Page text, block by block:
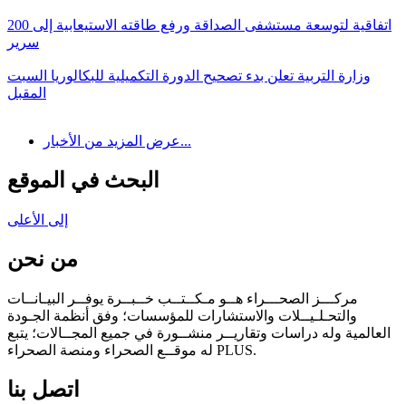
اتفاقية لتوسعة مستشفى الصداقة ورفع طاقته الاستيعابية إلى 200
سرير
وزارة التربية تعلن بدء تصحيح الدورة التكميلية للبكالوريا السبت
المقبل
عرض المزيد من الأخبار...
البحث في الموقع
إلى الأعلى
من نحن
مركـــز الصحـــراء هــو مـكــتــب خــبــرة يوفــر البيـانــات
والتحـلـيــلات والاستشارات للمؤسسات؛ وفق أنظمة الجـودة
العالمية وله دراسات وتقاريــر منشــورة في جميع المجــالات؛ يتبع
له موقــع الصحراء ومنصة الصحراء PLUS.
اتصل بنا